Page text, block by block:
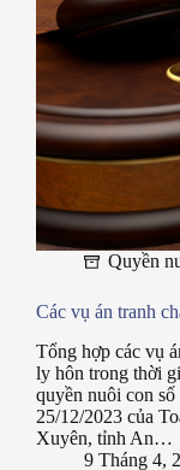
Quyền
Các vụ án tranh
Tổng hợp các vụ
ly hôn trong thời
quyền nuôi con
25/12/2023 của
Xuyên, tỉnh An…
9 Tháng 4,